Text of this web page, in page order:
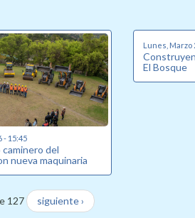
- 15:45
del
nueva maquinaria
Lunes, Marzo
El Bosque
127 siguiente ›